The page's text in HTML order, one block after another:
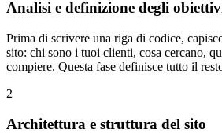
Analisi e definizione degli
Prima di scrivere una riga di codice,
sito: chi sono i tuoi clienti, cosa cercano,
compiere. Questa fase definisce tutto il
2
Architettura e struttura del sito